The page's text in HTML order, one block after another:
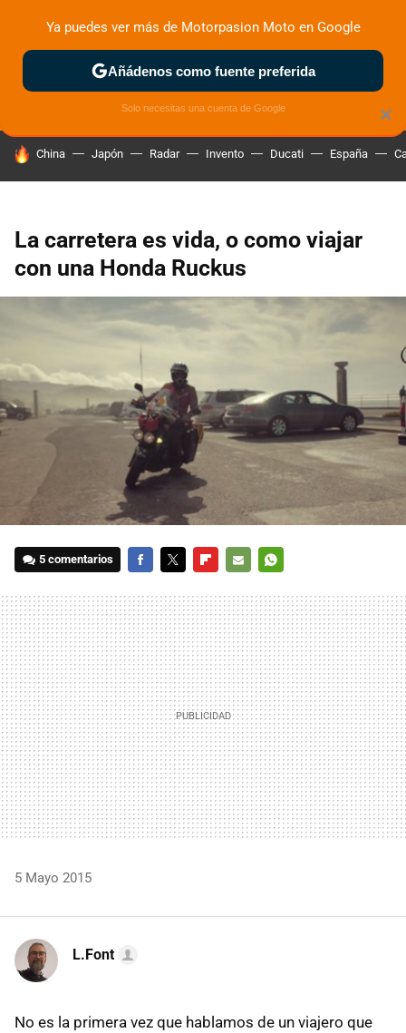
ZONA DE PRUEBAS DEPORTIVAS MOTOS ELÉCTRICAS
HOY SE HABLA DE
China Japón Radar Invento Ducati España
La carretera es vida, o como viajar
con una Honda Ruckus
5 comentarios
MAIL
5 Mayo 2015
L.Font
No es la primera vez que hablamos de un viajero que
×
Ya puedes ver más de Motorpasion Moto en Google
Añádenos como fuente preferida
Solo necesitas una cuenta de Google